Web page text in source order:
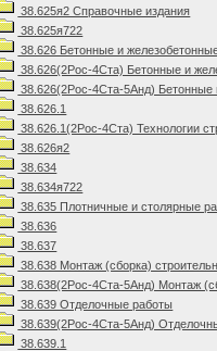
38.625я2 Справочные издания
38.625я722
38.626 Бетонные и
38.626(2Рос-4Ста) Бетонные и
38.626(2Рос-4Ста-5Анд) Бетонные
38.626.1
38.626.1(2Рос-4Ста) Технологии
38.626я2
38.634
38.634я722
38.635 Плотничные и столярные
38.636
38.637
38.638 Монтаж (сборка)
38.638(2Рос-4Ста-5Анд) Монтаж
38.639 Отделочные работы
38.639(2Рос-4Ста-5Анд)
38.639.1